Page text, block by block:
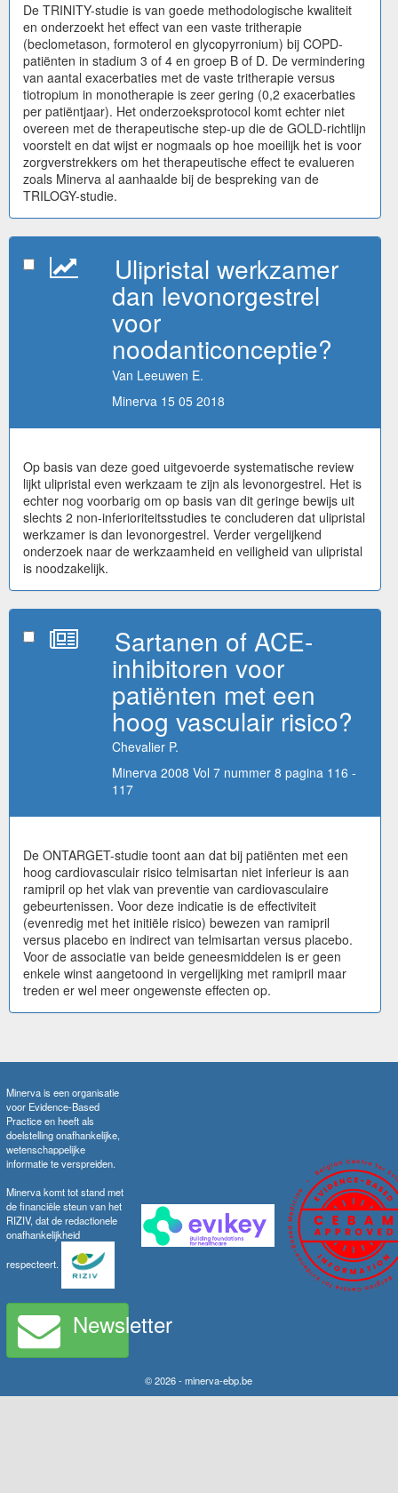
De TRINITY-studie is van goede methodologische kwaliteit
en onderzoekt het effect van een vaste tritherapie
(beclometason, formoterol en glycopyrronium) bij COPD-
patiënten in stadium 3 of 4 en groep B of D. De vermindering
van aantal exacerbaties met de vaste tritherapie versus
tiotropium in monotherapie is zeer gering (0,2 exacerbaties
per patiëntjaar). Het onderzoeksprotocol komt echter niet
overeen met de therapeutische step-up die de GOLD-richtlijn
voorstelt en dat wijst er nogmaals op hoe moeilijk het is voor
zorgverstrekkers om het therapeutische effect te evalueren
zoals Minerva al aanhaalde bij de bespreking van de
TRILOGY-studie.
Ulipristal werkzamer
dan levonorgestrel
voor
noodanticonceptie?
Van Leeuwen E.
Minerva 15 05 2018
Op basis van deze goed uitgevoerde systematische review
lijkt ulipristal even werkzaam te zijn als levonorgestrel. Het is
echter nog voorbarig om op basis van dit geringe bewijs uit
slechts 2 non-inferioriteitsstudies te concluderen dat ulipristal
werkzamer is dan levonorgestrel. Verder vergelijkend
onderzoek naar de werkzaamheid en veiligheid van ulipristal
is noodzakelijk.
Sartanen of ACE-
inhibitoren voor
patiënten met een
hoog vasculair risico?
Chevalier P.
Minerva 2008 Vol 7 nummer 8 pagina 116 -
117
De ONTARGET-studie toont aan dat bij patiënten met een
hoog cardiovasculair risico telmisartan niet inferieur is aan
ramipril op het vlak van preventie van cardiovasculaire
gebeurtenissen. Voor deze indicatie is de effectiviteit
(evenredig met het initiële risico) bewezen van ramipril
versus placebo en indirect van telmisartan versus placebo.
Voor de associatie van beide geneesmiddelen is er geen
enkele winst aangetoond in vergelijking met ramipril maar
treden er wel meer ongewenste effecten op.
Minerva is een organisatie
voor Evidence-Based
Practice en heeft als
doelstelling onafhankelijke,
wetenschappelijke
informatie te verspreiden.
Minerva komt tot stand met
de financiële steun van het
RIZIV, dat de redactionele
onafhankelijkheid
respecteert.
Newsletter
© 2026 - minerva-ebp.be